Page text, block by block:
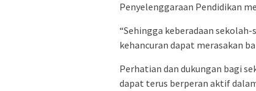
Penyelenggaraan Pendidikan
“Sehingga keberadaan
kehancuran dapat merasakan
Perhatian dan dukungan bagi
dapat terus berperan aktif